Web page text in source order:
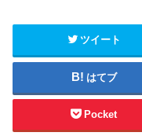
ツイート
はてブ
Pocket